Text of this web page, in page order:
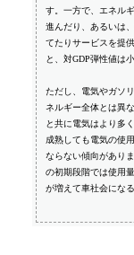
す。一方で、エネル
進んだり、あるいは
てたりサービスを提
と、対GDP弾性値は
ただし、電気やガソ
ネルギー全体とは異
と共に電気はより多
成熟しても電気の使
ならない傾向があり
の初期段階では使用
が増えて車社会にな